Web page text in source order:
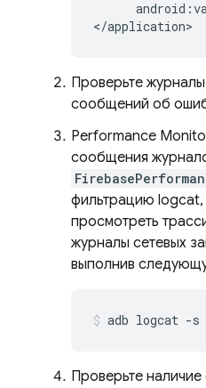
</application>
Проверьте
сообщений об
Performance
сообщения
фильтрацию
просмотреть
журналы сетевых
выполнив
adb logcat -s
Проверьте